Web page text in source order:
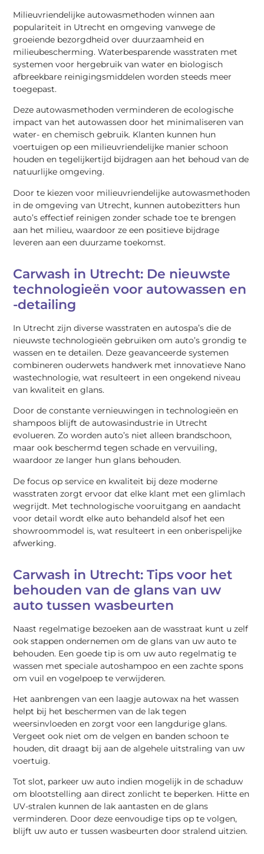
Milieuvriendelijke autowasmethoden winnen aan
populariteit in Utrecht en omgeving vanwege de
groeiende bezorgdheid over duurzaamheid en
milieubescherming. Waterbesparende wasstraten met
systemen voor hergebruik van water en biologisch
afbreekbare reinigingsmiddelen worden steeds meer
toegepast.
Deze autowasmethoden verminderen de ecologische
impact van het autowassen door het minimaliseren van
water- en chemisch gebruik. Klanten kunnen hun
voertuigen op een milieuvriendelijke manier schoon
houden en tegelijkertijd bijdragen aan het behoud van de
natuurlijke omgeving.
Door te kiezen voor milieuvriendelijke autowasmethoden
in de omgeving van Utrecht, kunnen autobezitters hun
auto’s effectief reinigen zonder schade toe te brengen
aan het milieu, waardoor ze een positieve bijdrage
leveren aan een duurzame toekomst.
Carwash in Utrecht: De nieuwste
technologieën voor autowassen en
-detailing
In Utrecht zijn diverse wasstraten en autospa’s die de
nieuwste technologieën gebruiken om auto’s grondig te
wassen en te detailen. Deze geavanceerde systemen
combineren ouderwets handwerk met innovatieve Nano
wastechnologie, wat resulteert in een ongekend niveau
van kwaliteit en glans.
Door de constante vernieuwingen in technologieën en
shampoos blijft de autowasindustrie in Utrecht
evolueren. Zo worden auto’s niet alleen brandschoon,
maar ook beschermd tegen schade en vervuiling,
waardoor ze langer hun glans behouden.
De focus op service en kwaliteit bij deze moderne
wasstraten zorgt ervoor dat elke klant met een glimlach
wegrijdt. Met technologische vooruitgang en aandacht
voor detail wordt elke auto behandeld alsof het een
showroommodel is, wat resulteert in een onberispelijke
afwerking.
Carwash in Utrecht: Tips voor het
behouden van de glans van uw
auto tussen wasbeurten
Naast regelmatige bezoeken aan de wasstraat kunt u zelf
ook stappen ondernemen om de glans van uw auto te
behouden. Een goede tip is om uw auto regelmatig te
wassen met speciale autoshampoo en een zachte spons
om vuil en vogelpoep te verwijderen.
Het aanbrengen van een laagje autowax na het wassen
helpt bij het beschermen van de lak tegen
weersinvloeden en zorgt voor een langdurige glans.
Vergeet ook niet om de velgen en banden schoon te
houden, dit draagt bij aan de algehele uitstraling van uw
voertuig.
Tot slot, parkeer uw auto indien mogelijk in de schaduw
om blootstelling aan direct zonlicht te beperken. Hitte en
UV-stralen kunnen de lak aantasten en de glans
verminderen. Door deze eenvoudige tips op te volgen,
blijft uw auto er tussen wasbeurten door stralend uitzien.